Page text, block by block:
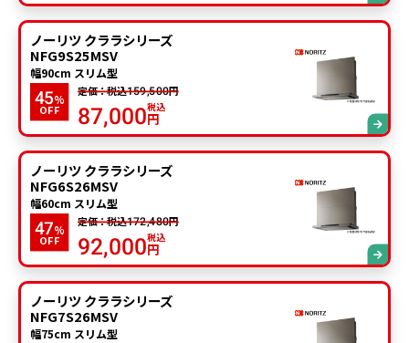
ノーリツ クララシリーズ
NFG9S25MSV
幅90cm スリム型
45%
OFF
定価：税込159,500円
87,000税込
円
ノーリツ クララシリーズ
NFG6S26MSV
幅60cm スリム型
47%
OFF
定価：税込172,480円
92,000税込
円
ノーリツ クララシリーズ
NFG7S26MSV
幅75cm スリム型